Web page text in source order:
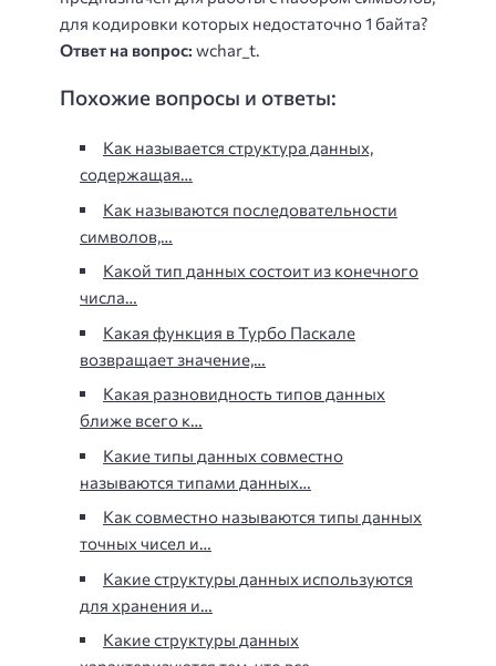
для кодировки которых недостаточно 1 байта?
Ответ на вопрос: wchar_t.
Похожие вопросы и ответы:
Как называется структура данных,
содержащая…
Как называются последовательности
символов,…
Какой тип данных состоит из конечного
числа…
Какая функция в Турбо Паскале
возвращает значение,…
Какая разновидность типов данных
ближе всего к…
Какие типы данных совместно
называются типами данных…
Как совместно называются типы данных
точных чисел и…
Какие структуры данных используются
для хранения и…
Какие структуры данных